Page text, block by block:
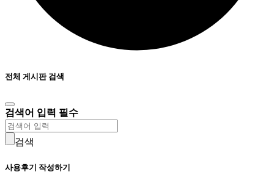
전체 게시판 검색
검색어 입력 필수
검색
사용후기 작성하기